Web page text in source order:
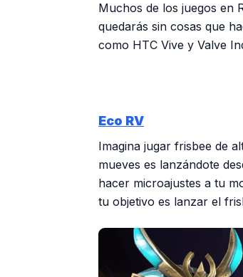
Muchos de los juegos en
quedarás sin cosas que
como HTC Vive y Valve
Eco RV
Imagina jugar frisbee de
mueves es lanzándote
hacer microajustes a tu
tu objetivo es lanzar el